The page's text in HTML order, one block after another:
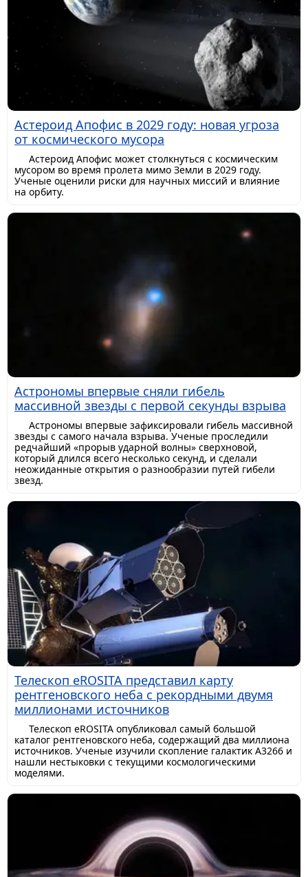
Астероид Апофис в 2029 году: новая угроза
от космического мусора
Астероид Апофис может столкнуться с космическим
мусором во время пролета мимо Земли в 2029 году.
Ученые оценили риски для научных миссий и влияние
на орбиту.
Астрономы впервые сняли гибель
массивной звезды с первой секунды взрыва
Астрономы впервые зафиксировали гибель массивной
звезды с самого начала взрыва. Ученые проследили
редчайший «прорыв ударной волны» сверхновой,
который длился всего несколько секунд, и сделали
неожиданные открытия о разнообразии путей гибели
звезд.
Телескоп eROSITA представил карту
рентгеновского неба с рекордными двумя
миллионами источников
Телескоп eROSITA опубликовал самый большой
каталог рентгеновского неба, содержащий два миллиона
источников. Ученые изучили скопление галактик A3266 и
нашли нестыковки с текущими космологическими
моделями.